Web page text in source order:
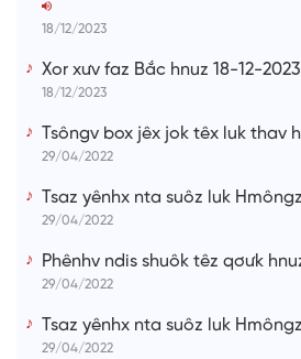
18/12/2023
Xor xưv faz Bắc hnuz 18-12-2023
18/12/2023
Tsôngv box jêx jok têx luk thav
29/04/2022
Tsaz yênhx nta suôz luk
29/04/2022
Phênhv ndis shuôk têz qơưk
29/04/2022
Tsaz yênhx nta suôz luk
29/04/2022